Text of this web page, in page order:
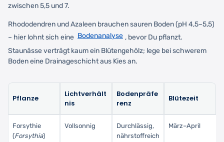
zwischen 5,5 und 7.
Rhododendren und Azaleen brauchen sauren Boden (pH 4,5–5,5)
– hier lohnt sich eine Bodenanalyse , bevor Du pflanzt.
Staunässe verträgt kaum ein Blütengehölz; lege bei schwerem
Boden eine Drainageschicht aus Kies an.
Pflanze
Lichtverhält
nis
Bodenpräfe
renz
Blütezeit
Forsythie
(Forsythia)
Vollsonnig
Durchlässig,
nährstoffreich
März–April